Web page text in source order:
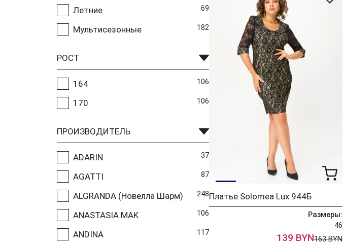
Летние 69
Мультисезонные 182
РОСТ
164 106
170 106
ПРОИЗВОДИТЕЛЬ
ADARIN 37
AGATTI 87
ALGRANDA (Новелла Шарм) 248
ANASTASIA MAK 106
ANDINA 117
Платье Solomea Lux 944Б
Размеры:
46
139 BYN163 BYN